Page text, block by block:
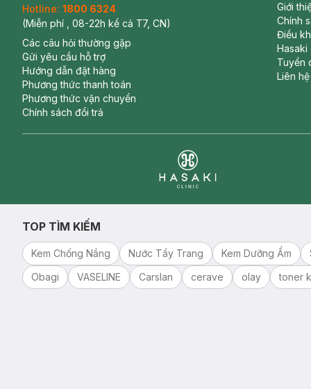
Hotline: 1800 6324
(Miễn phí , 08-22h kể cả T7, CN)
Các câu hỏi thường gặp
Gửi yêu cầu hỗ trợ
Hướng dẫn đặt hàng
Phương thức thanh toán
Phương thức vận chuyển
Chính sách đổi trả
Giới
Chính
Điều
Hasaki
Tuyển
Liên hệ
TOP TÌM KIẾM
Kem Chống Nắng Nước Tẩy Trang Kem Dưỡng Ẩm
Obagi
VASELINE Carslan cerave olay toner